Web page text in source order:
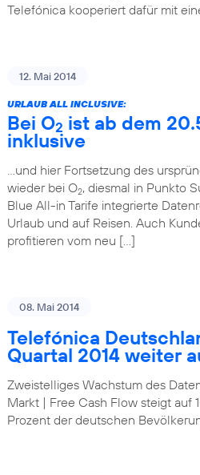
Telefónica kooperiert dafür mit
12. Mai 2014
URLAUB ALL INCLUSIVE:
Bei O2 ist ab dem
inklusive
…und hier Fortsetzung des
wieder bei O2, diesmal in Punkto
Blue All-in Tarife integrierte
Urlaub und auf Reisen. Auch
profitieren vom neu […]
08. Mai 2014
Telefónica
Quartal 2014 weiter
Zweistelliges Wachstum des
Markt | Free Cash Flow steigt auf
Prozent der deutschen